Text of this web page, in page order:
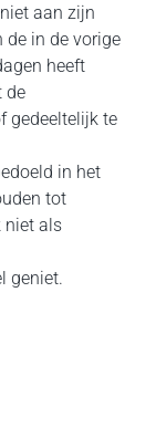
aan zijn
de in de vorige
heeft
de
gedeeltelijk te
in het
tot
niet als
geniet.